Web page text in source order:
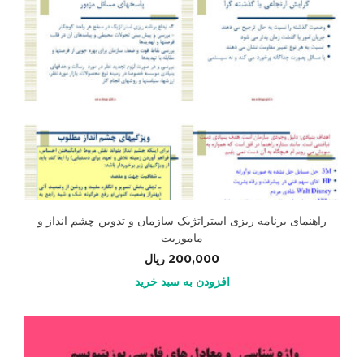
راهنمای برنامه ریزی استراتژیک سازمان و تدوین چشم انداز و
ماموریت
200,000 ریال
افزودن به سبد خرید